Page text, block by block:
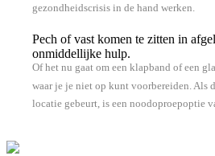
gezondheidscrisis in de hand werken.
Pech of vast komen te zitten in
onmiddellijke hulp.
Of het nu gaat om een klapband of een
waar je je niet op kunt voorbereiden. Als
locatie gebeurt, is een noodoproepoptie